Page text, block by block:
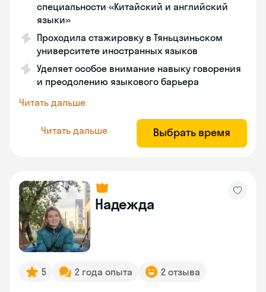
специальности «Китайский и английский
языки»
Проходила стажировку в Тяньцзиньском
университете иностранных языков
Уделяет особое внимание навыку говорения
и преодолению языкового барьера
Читать дальше
Читать дальше Выбрать время
Надежда
5 2 года опыта 2 отзыва